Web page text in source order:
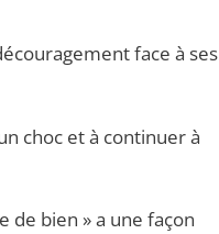
face à ses
choc et à continuer à
de bien » a une façon